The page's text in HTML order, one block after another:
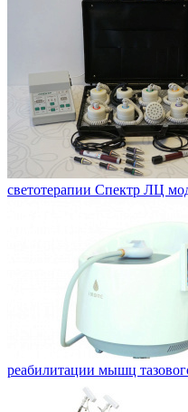
светотерапии Спектр ЛЦ
реабилитации мышц